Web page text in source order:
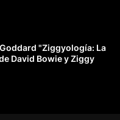
"Ziggyología: La
David Bowie y Ziggy